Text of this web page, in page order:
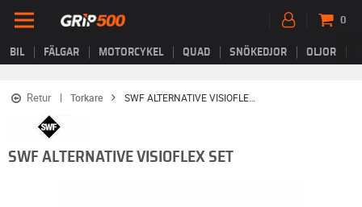
BIL FÄLGAR MOTORCYKEL QUAD SNÖKEDJOR OLJOR
0
Retur Torkare SWF ALTERNATIVE VISIOFLEX SET
SWF ALTERNATIVE VISIOFLEX SET